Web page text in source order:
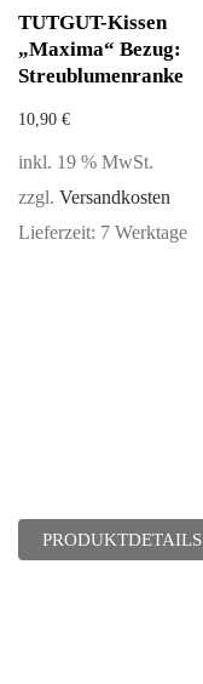
TUTGUT-Kissen
„Maxima“ Bezug:
Streublumenranke
10,90 €
inkl. 19 % MwSt.
zzgl. Versandkosten
Lieferzeit: 7 Werktage
PRODUKTDETAILS